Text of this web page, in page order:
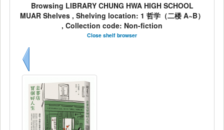
Browsing LIBRARY CHUNG HWA HIGH SCHOOL
MUAR Shelves , Shelving location: 1 哲学（二楼 A~B）
, Collection code: Non-fiction
Close shelf browser
Previous